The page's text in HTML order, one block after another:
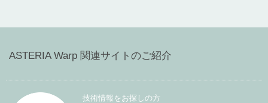
ASTERIA Warp 関連サイトのご紹介
技術情報をお探しの方